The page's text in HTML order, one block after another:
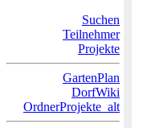
Suchen
Teilnehmer
Projekte
GartenPlan
DorfWiki
OrdnerProjekte_alt